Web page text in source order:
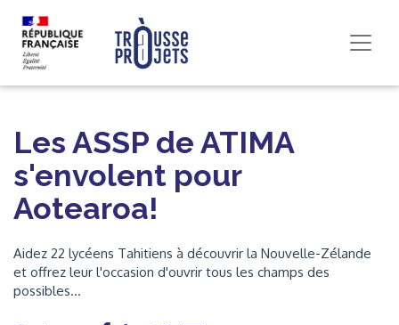
Les ASSP de ATIMA
s'envolent pour
Aotearoa!
Aidez 22 lycéens Tahitiens à découvrir la Nouvelle-Zélande
et offrez leur l'occasion d'ouvrir tous les champs des
possibles...